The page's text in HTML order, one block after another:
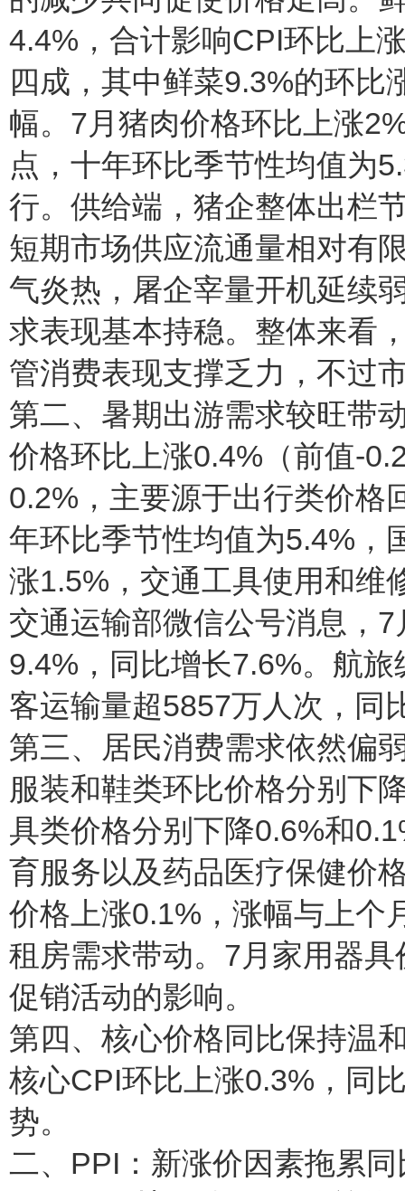
4.4%，合计影响CPI环比上
四成，其中鲜菜9.3%的环比
幅。7月猪肉价格环比上涨
点，十年环比季节性均值为
行。供给端，猪企整体出栏
短期市场供应流通量相对有
气炎热，屠企宰量开机延续
求表现基本持稳。整体来看
管消费表现支撑乏力，不过
第二、暑期出游需求较旺带
价格环比上涨0.4%（前值-
0.2%，主要源于出行类价格
年环比季节性均值为5.4%，
涨1.5%，交通工具使用和维
交通运输部微信公号消息，
9.4%，同比增长7.6%。航
客运输量超5857万人次，同
第三、居民消费需求依然偏
服装和鞋类环比价格分别下
具类价格分别下降0.6%和
育服务以及药品医疗保健价
价格上涨0.1%，涨幅与上个
租房需求带动。7月家用器
促销活动的影响。
第四、核心价格同比保持温
核心CPI环比上涨0.3%，同
势。
二、PPI：新涨价因素拖累